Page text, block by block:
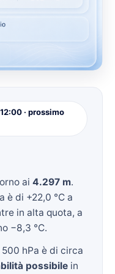
· prossimo
ai 4.297 m.
è di +22,0 °C a
in alta quota, a
−8,3 °C.
hPa è di circa
possibile in